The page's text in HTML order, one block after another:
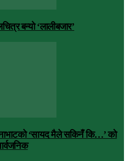
बन्यो ‘लालीबजार’
‘सायद मैले सकिनँ कि…’ को